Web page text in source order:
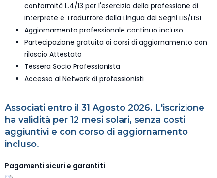
conformità L.4/13 per l'esercizio della professione di
Interprete e Traduttore della Lingua dei Segni LIS/LISt
Aggiornamento professionale continuo incluso
Partecipazione gratuita ai corsi di aggiornamento con
rilascio Attestato
Tessera Socio Professionista
Accesso al Network di professionisti
Associati entro il 31 Agosto 2026. L'iscrizione
ha validità per 12 mesi solari, senza costi
aggiuntivi e con corso di aggiornamento
incluso.
Pagamenti sicuri e garantiti